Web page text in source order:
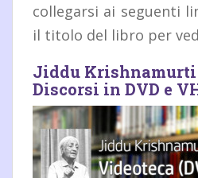
collegarsi ai seguenti
il titolo del libro per
Jiddu Krishnamurti
Discorsi in DVD e